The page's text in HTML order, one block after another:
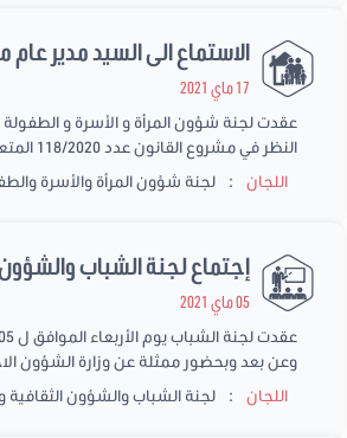
الاستماع الى السيد مدير
17 ماي 2021
عقدت لجنة شؤون المرأة و الأسرة و الطفولة
النظر في مشروع القانون عدد 118/2020 المتعلق بتنظيم العمل المنزلي
اللجان
: لجنة شؤون المرأة والأسرة
إجتماع لجنة الشباب
05 ماي 2021
وعن بعد وبحضور ممثلة عن وزارة الشؤون
اللجان
: لجنة الشباب والشؤون الثقافية